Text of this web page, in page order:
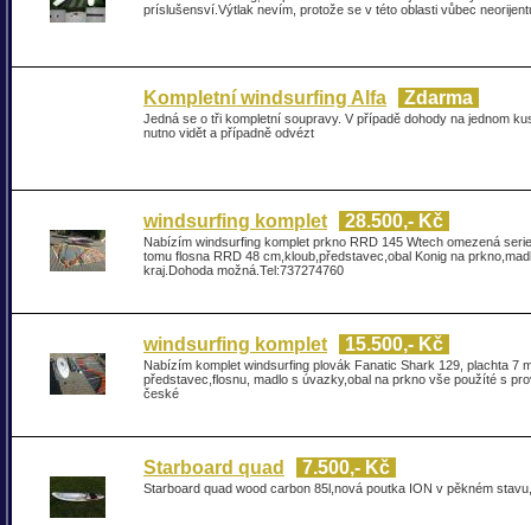
príslušensví.Výtlak nevím, protože se v této oblasti vůbec
Kompletní windsurfing Alfa Zdarma
Jedná se o tři kompletní soupravy. V případě dohody na jednom
nutno vidět a případně odvézt
windsurfing komplet 28.500,- Kč
Nabízím windsurfing komplet prkno RRD 145 Wtech omezená
tomu flosna RRD 48 cm,kloub,představec,obal Konig na
kraj.Dohoda možná.Tel:737274760
windsurfing komplet 15.500,- Kč
Nabízím komplet windsurfing plovák Fanatic Shark 129, plachta 7
představec,flosnu, madlo s úvazky,obal na prkno vše použíté s
české
Starboard quad 7.500,- Kč
Starboard quad wood carbon 85l,nová poutka ION v pěkném